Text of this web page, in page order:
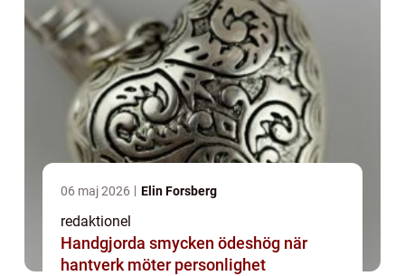
06 maj 2026 Elin Forsberg
redaktionel
Handgjorda smycken ödeshög när
hantverk möter personlighet